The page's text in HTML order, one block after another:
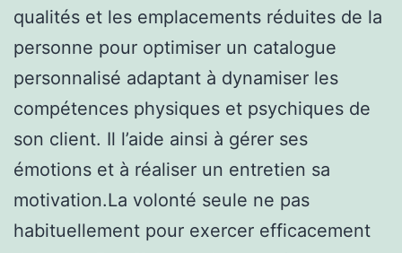
qualités et les emplacements réduites de la
personne pour optimiser un catalogue
personnalisé adaptant à dynamiser les
compétences physiques et psychiques de
son client. Il l’aide ainsi à gérer ses
émotions et à réaliser un entretien sa
motivation.La volonté seule ne pas
habituellement pour exercer efficacement